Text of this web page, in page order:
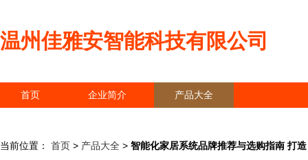
温州佳雅安智能科技有限公司
首页 企业简介 产品大全
当前位置： 首页 > 产品大全 > 智能化家居系统品牌推荐与选购指南 打造